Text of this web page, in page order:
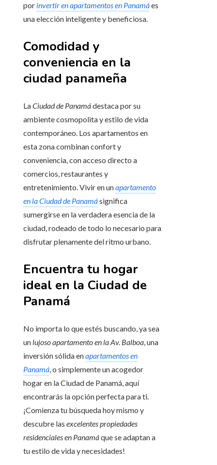
por invertir en apartamentos en Panamáes
una elección inteligente y beneficiosa.
Comodidad y
conveniencia en la
ciudad panameña
LaCiudad de Panamádestaca por su
ambiente cosmopolita y estilo de vida
contemporáneo. Los apartamentos en
esta zona combinan confort y
conveniencia, con acceso directo a
comercios, restaurantes y
entretenimiento. Vivir en unapartamento
en la Ciudad de Panamásignifica
sumergirse en la verdadera esencia de la
ciudad, rodeado de todo lo necesario para
disfrutar plenamente del ritmo urbano.
Encuentra tu hogar
ideal en la Ciudad de
Panamá
No importa lo que estés buscando, ya sea
un lujoso apartamento en la Av. Balboa, una
inversión sólida enapartamentos en
Panamá, o simplemente un acogedor
hogar en la Ciudad de Panamá, aquí
encontrarás la opción perfecta para ti.
¡Comienza tu búsqueda hoy mismo y
descubre las excelentespropiedades
residenciales en Panamáque se adaptan a
tu estilo de vida y necesidades!